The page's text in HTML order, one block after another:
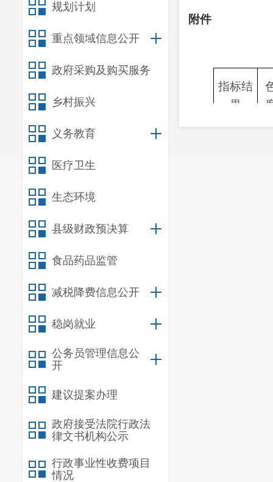
规划计划
重点领域信息公开
政府采购及购买服务
乡村振兴
义务教育
医疗卫生
生态环境
县级财政预决算
食品药品监管
减税降费信息公开
稳岗就业
公务员管理信息公
开
建议提案办理
政府接受法院行政法
律文书机构公示
行政事业性收费项目
情况
附件
指标结
果